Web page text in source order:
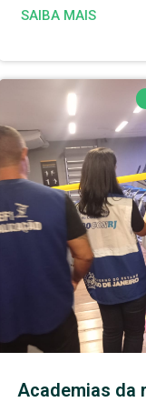
SAIBA MAIS
Academias da